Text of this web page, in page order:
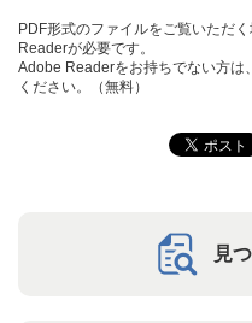
PDF形式のファイルをご覧いただ
Readerが必要です。
Adobe Readerをお持ちでない方は
ください。（無料）
見